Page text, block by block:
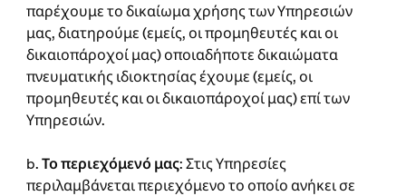
παρέχουμε το δικαίωμα χρήσης των Υπηρεσιών
μας, διατηρούμε (εμείς, οι προμηθευτές και οι
δικαιοπάροχοί μας) οποιαδήποτε δικαιώματα
πνευματικής ιδιοκτησίας έχουμε (εμείς, οι
προμηθευτές και οι δικαιοπάροχοί μας) επί των
Υπηρεσιών.
b.Το περιεχόμενό μας: Στις Υπηρεσίες
περιλαμβάνεται περιεχόμενο το οποίο ανήκει σε